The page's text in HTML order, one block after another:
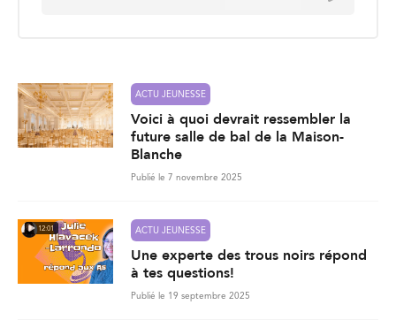
ACTU JEUNESSE
Voici à quoi devrait ressembler la
future salle de bal de la Maison-
Blanche
Publié le 7 novembre 2025
12:01 ACTU JEUNESSE
Une experte des trous noirs répond
à tes questions!
Publié le 19 septembre 2025